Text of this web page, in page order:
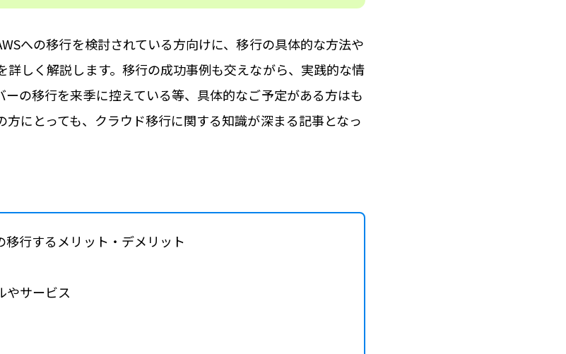
への移行を検討されている方向けに、移行の具体的な方法や
詳しく解説します。移行の成功事例も交えながら、実践的な情
の移行を来季に控えている等、具体的なご予定がある方はも
にとっても、クラウド移行に関する知識が深まる記事となっ
行するメリット・デメリット
サービス